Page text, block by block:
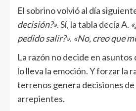
El sobrino volvió al día
decisión?». Sí, la tabla decía A.
pedido salir?». «No, creo que
La razón no decide en asuntos
lo lleva la emoción. Y forzar la
terrenos genera decisiones de
arrepientes.